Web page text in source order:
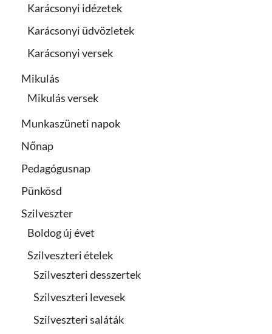
Karácsonyi idézetek
Karácsonyi üdvözletek
Karácsonyi versek
Mikulás
Mikulás versek
Munkaszüneti napok
Nőnap
Pedagógusnap
Pünkösd
Szilveszter
Boldog új évet
Szilveszteri ételek
Szilveszteri desszertek
Szilveszteri levesek
Szilveszteri saláták